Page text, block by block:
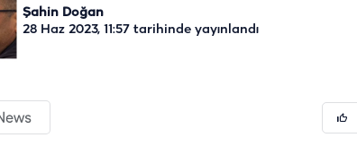
Şahin Doğan
28 Haz 2023, 11:57 tarihinde yayınlandı